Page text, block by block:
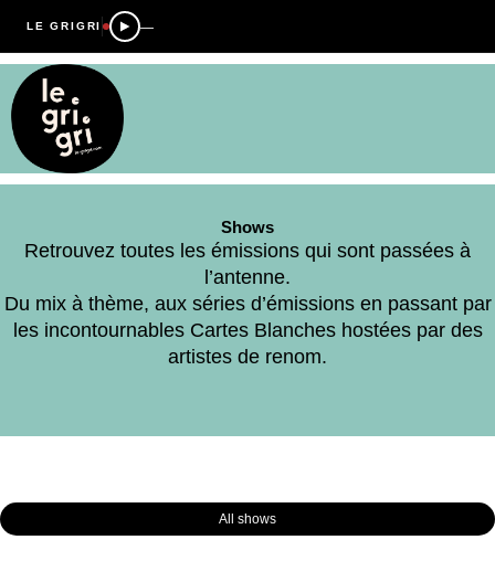
LE GRIGRI —
Shows
Retrouvez toutes les émissions qui sont passées à
l’antenne.
Du mix à thème, aux séries d’émissions en passant par
les incontournables Cartes Blanches hostées par des
artistes de renom.
All shows